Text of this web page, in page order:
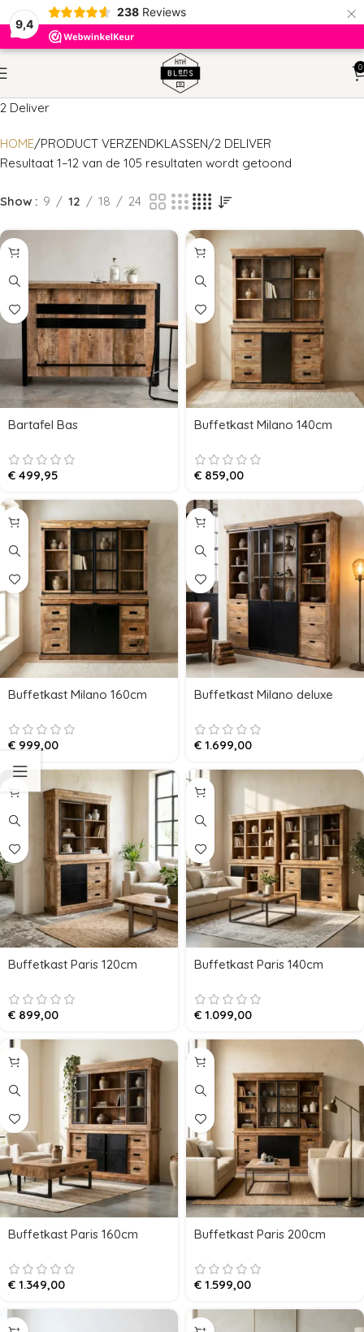
9,4
238 Reviews ×
0
2 Deliver
HOME PRODUCT VERZENDKLASSEN 2 DELIVER
Resultaat 1–12 van de 105 resultaten wordt getoond
Show 9 12 18 24
Bartafel Bas
€ 499,95
Buffetkast Milano 140cm
€ 859,00
Buffetkast Milano 160cm
€ 999,00
Buffetkast Milano deluxe
€ 1.699,00
Buffetkast Paris 120cm
€ 899,00
Buffetkast Paris 140cm
€ 1.099,00
Buffetkast Paris 160cm
€ 1.349,00
Buffetkast Paris 200cm
€ 1.599,00